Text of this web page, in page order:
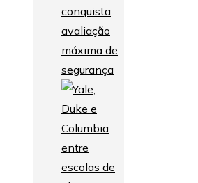
conquista
avaliação
máxima de
segurança